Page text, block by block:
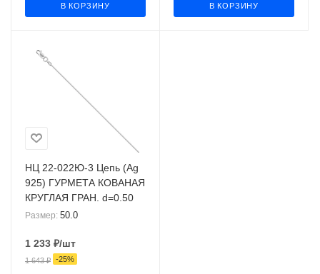
В КОРЗИНУ В КОРЗИНУ
НЦ 22-022Ю-3 Цепь (Ag
925) ГУРМЕТА КОВАНАЯ
КРУГЛАЯ ГРАН. d=0.50
Размер: 50.0
1 233 ₽/шт
1 643₽ -25%